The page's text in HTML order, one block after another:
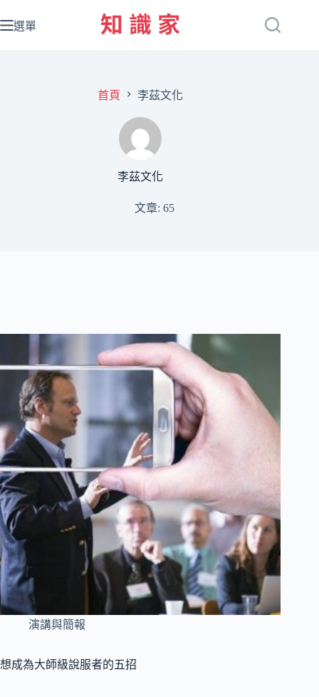
至 選單
首頁 李茲文化
李茲文化
文章: 65
演講與簡報
想成為大師級說服者的五招